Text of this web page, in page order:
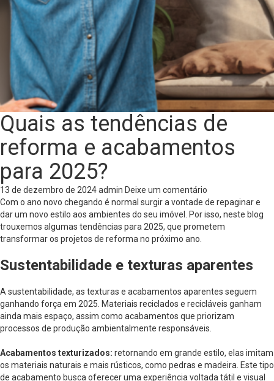
Quais as tendências de
reforma e acabamentos
para 2025?
13 de dezembro de 2024admin Deixe um comentário
Com o ano novo chegando é normal surgir a vontade de repaginar e
dar um novo estilo aos ambientes do seu imóvel. Por isso, neste blog
trouxemos algumas tendências para 2025, que prometem
transformar os projetos de reforma no próximo ano.
Sustentabilidade e texturas aparentes
A sustentabilidade, as texturas e acabamentos aparentes seguem
ganhando força em 2025. Materiais reciclados e recicláveis ganham
ainda mais espaço, assim como acabamentos que priorizam
processos de produção ambientalmente responsáveis.
Acabamentos texturizados: retornando em grande estilo, elas imitam
os materiais naturais e mais rústicos, como pedras e madeira. Este tipo
de acabamento busca oferecer uma experiência voltada tátil e visual